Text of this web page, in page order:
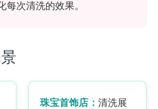
每次清洗的效果。
珠宝首饰店： 清洗展